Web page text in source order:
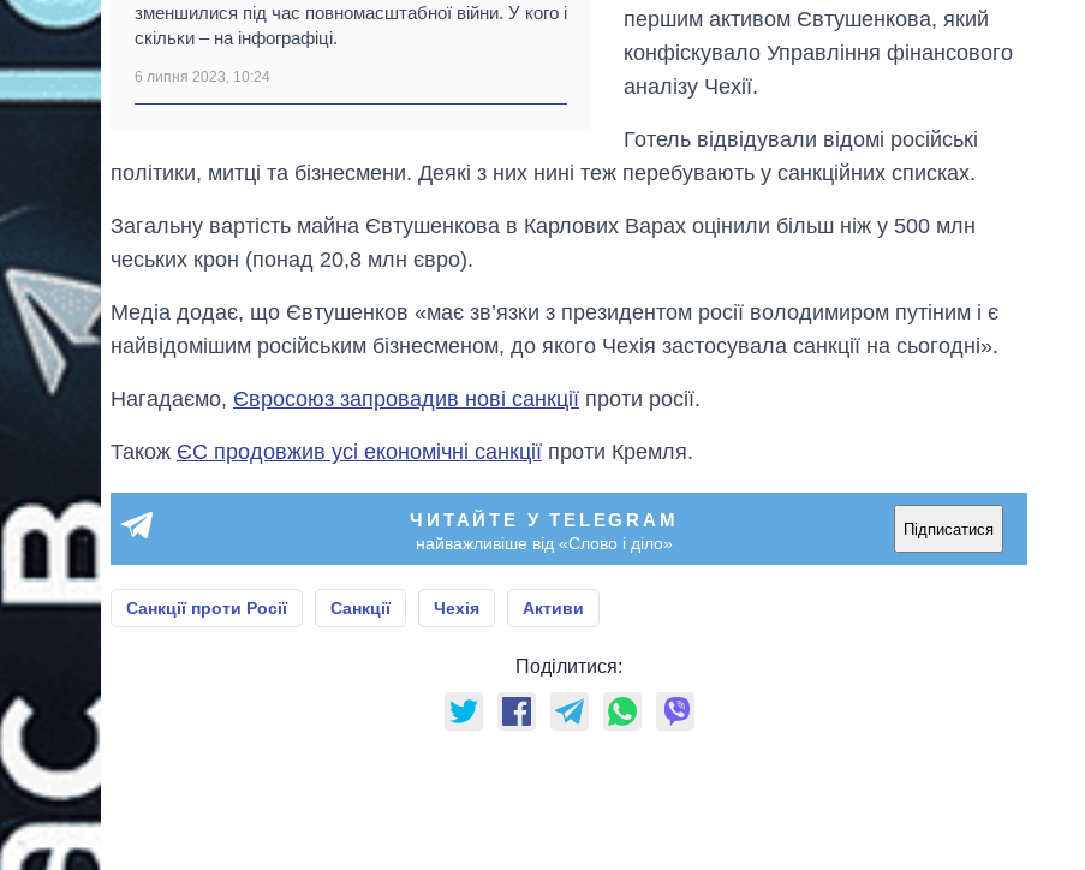
зменшилися під час повномасштабної війни. У кого і
скільки – на інфографіці.
6 липня 2023, 10:24
першим активом Євтушенкова, який
конфіскувало Управління фінансового
аналізу Чехії.
Готель відвідували відомі російські
політики, митці та бізнесмени. Деякі з них нині теж перебувають у санкційних списках.
Загальну вартість майна Євтушенкова в Карлових Варах оцінили більш ніж у 500 млн
чеських крон (понад 20,8 млн євро).
Медіа додає, що Євтушенков «має зв’язки з президентом росії володимиром путіним і є
найвідомішим російським бізнесменом, до якого Чехія застосувала санкції на сьогодні».
Нагадаємо, Євросоюз запровадив нові санкції проти росії.
Також ЄС продовжив усі економічні санкції проти Кремля.
ЧИТАЙТЕ У TELEGRAM
найважливіше від «Слово і діло»
Підписатися
Санкції проти Росії Санкції Чехія Активи
Поділитися:
скільки ракет,
літаків і танків
за роки
незалежності